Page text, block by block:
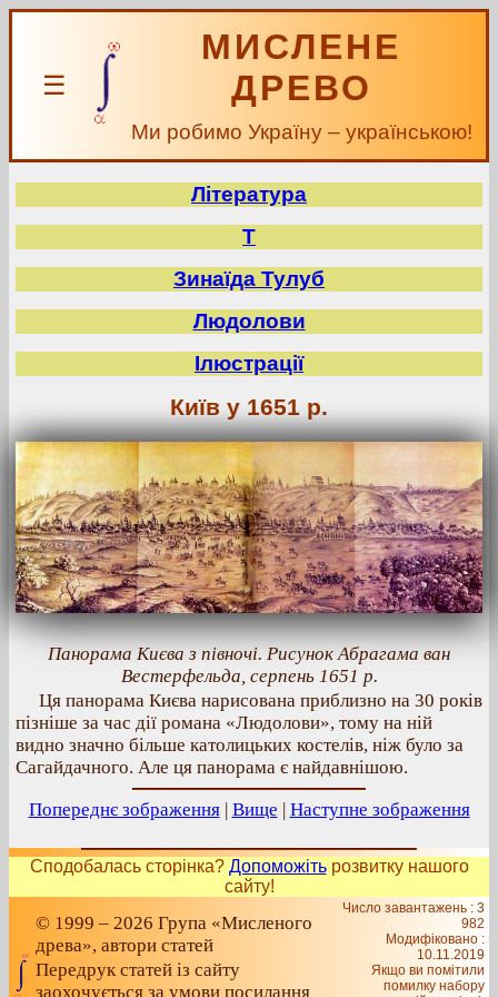
☰
МИСЛЕНЕ
ДРЕВО
Ми робимо Україну – українською!
Література
Т
Зинаїда Тулуб
Людолови
Ілюстрації
Київ у 1651 р.
Панорама Києва з півночі. Рисунок Абрагама ван
Вестерфельда, серпень 1651 р.
Ця панорама Києва нарисована приблизно на 30 років
пізніше за час дії романа «Людолови», тому на ній
видно значно більше католицьких костелів, ніж було за
Сагайдачного. Але ця панорама є найдавнішою.
Попереднє зображення| Вище | Наступне зображення
Сподобалась сторінка? Допоможітьрозвитку нашого
сайту!
© 1999 – 2026 Група «Мисленого
древа», автори статей
Передрук статей із сайту
заохочується за умови посилання
Число завантажень : 3
982
Модифіковано :
10.11.2019
Якщо ви помітили
помилку набору